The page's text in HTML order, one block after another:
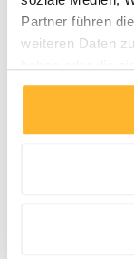
Partner führen
weiteren Daten
gesammelt
Abteilung: wie
Strategisches
Strategisch
und andere
strategischen